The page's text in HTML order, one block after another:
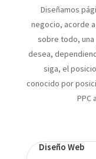
Diseñamos
negocio, acorde
sobre todo, una
desea, d
siga, el
conocido por
PPC
Diseño Web